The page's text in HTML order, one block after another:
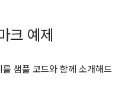
크 예제
샘플 코드와 함께 소개해드